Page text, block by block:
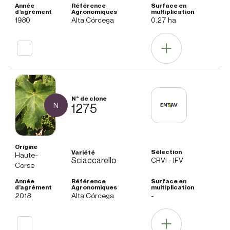
1980 Alta Córcega 0.27 ha
Datos Agronómicos
Fertilidad
Nivel de producción
Peso del racimo
Vigor
N 1275
Sciaccarello
Haute-
Corse
CRVI - IFV
2018 Alta Córcega -